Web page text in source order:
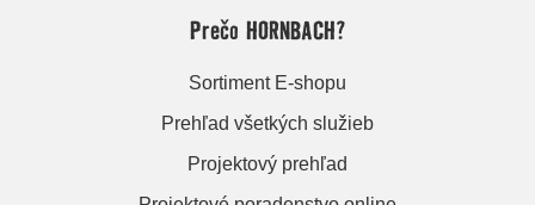
Prečo HORNBACH?
Sortiment E-shopu
Prehľad všetkých služieb
Projektový prehľad